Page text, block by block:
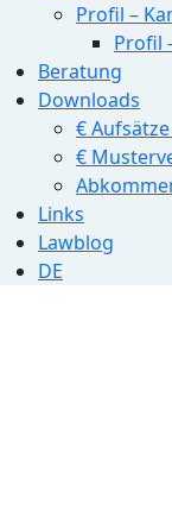
Profil –
Profil
Beratung
Downloads
€
€
Links
Lawblog
DE